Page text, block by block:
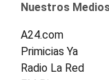
Nuestros
A24.com
Primicias Ya
Radio La Red